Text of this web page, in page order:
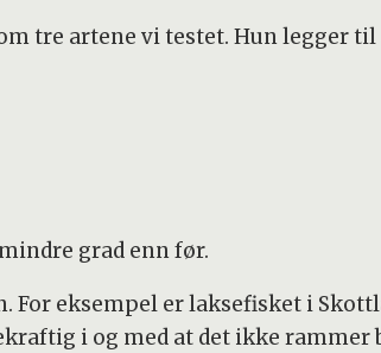
tre artene vi testet. Hun legger til
grad enn før.
For eksempel er laksefisket i
i og med at det ikke rammer